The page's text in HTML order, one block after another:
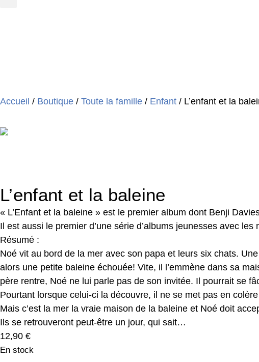
Accueil / Boutique / Toute la famille / Enfant / L’enfant et la
L’enfant et la baleine
« L’Enfant et la baleine » est le premier album dont Benji
Il est aussi le premier d’une série d’albums jeunesses avec
Résumé :
Noé vit au bord de la mer avec son papa et leurs six chats.
alors une petite baleine échouée! Vite, il l’emmène dans sa
père rentre, Noé ne lui parle pas de son invitée. Il pourrait se
Pourtant lorsque celui-ci la découvre, il ne se met pas en
Mais c’est la mer la vraie maison de la baleine et Noé doit
Ils se retrouveront peut-être un jour, qui sait…
12,90 €
En stock